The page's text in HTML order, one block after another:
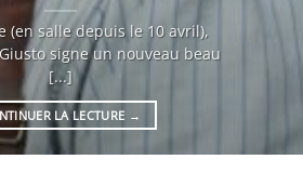
(en salle depuis le 10 avril),
signe un nouveau beau
[...]
LA LECTURE →